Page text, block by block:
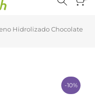
Hidrolizado Chocolate
-10%